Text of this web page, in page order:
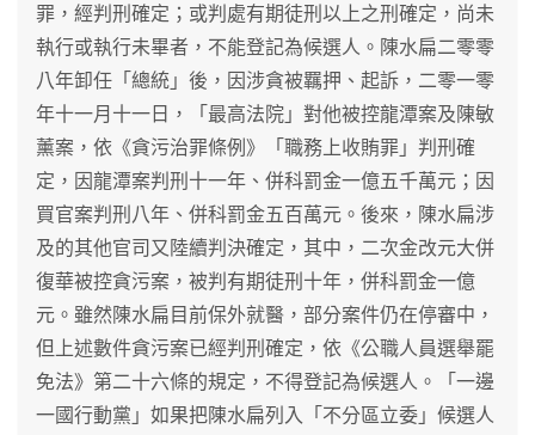
罪，經判刑確定；或判處有期徒刑以上之刑確定，尚未
執行或執行未畢者，不能登記為候選人。陳水扁二零零
八年卸任「總統」後，因涉貪被羈押、起訴，二零一零
年十一月十一日，「最高法院」對他被控龍潭案及陳敏
薰案，依《貪污治罪條例》「職務上收賄罪」判刑確
定，因龍潭案判刑十一年、併科罰金一億五千萬元；因
買官案判刑八年、併科罰金五百萬元。後來，陳水扁涉
及的其他官司又陸續判決確定，其中，二次金改元大併
復華被控貪污案，被判有期徒刑十年，併科罰金一億
元。雖然陳水扁目前保外就醫，部分案件仍在停審中，
但上述數件貪污案已經判刑確定，依《公職人員選舉罷
免法》第二十六條的規定，不得登記為候選人。「一邊
一國行動黨」如果把陳水扁列入「不分區立委」候選人